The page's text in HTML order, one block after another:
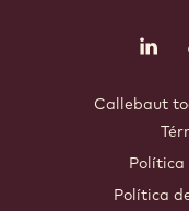
Callebaut.
Política
Política